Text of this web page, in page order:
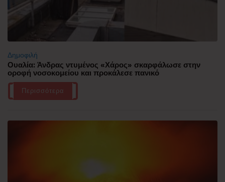
Δημοφιλή
Ουαλία: Άνδρας ντυμένος «Χάρος» σκαρφάλωσε στην
οροφή νοσοκομείου και προκάλεσε πανικό
Περισσότερα